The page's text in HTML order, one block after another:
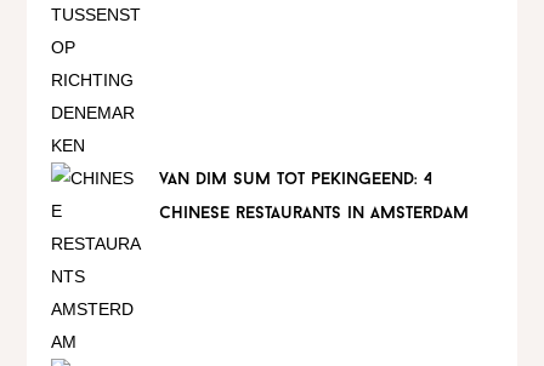
van dim sum tot pekingeend: 4
chinese restaurants in amsterdam